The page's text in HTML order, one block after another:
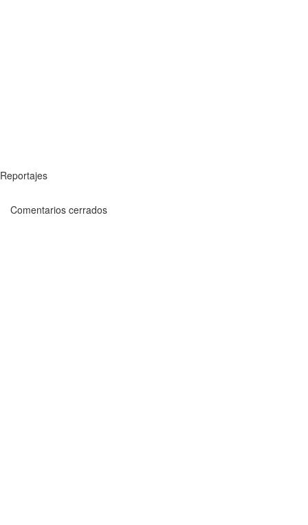
Reportajes
Comentarios cerrados